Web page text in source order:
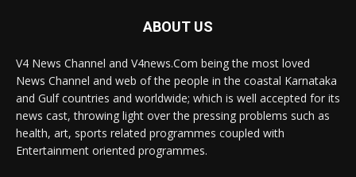
ABOUT US
V4 News Channel and V4news.Com being the most loved
News Channel and web of the people in the coastal Karnataka
and Gulf countries and worldwide; which is well accepted for its
news cast, throwing light over the pressing problems such as
health, art, sports related programmes coupled with
Entertainment oriented programmes.